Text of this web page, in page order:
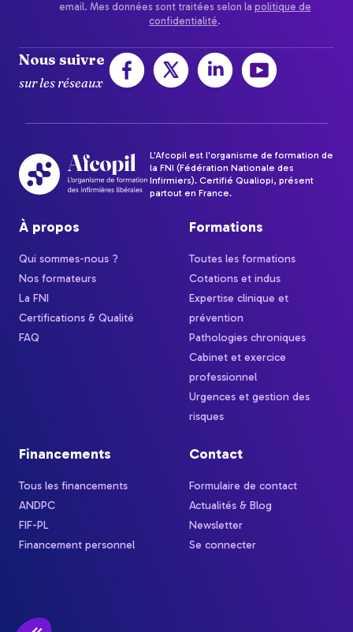
email. Mes données sont traitées selon la politique de
confidentialité.
Nous suivre
sur les réseaux
L'Afcopil est l'organisme de formation de
la FNI (Fédération Nationale des
Infirmiers). Certifié Qualiopi, présent
partout en France.
À propos
Qui sommes-nous ?
Nos formateurs
La FNI
Certifications & Qualité
FAQ
Formations
Toutes les formations
Cotations et indus
Expertise clinique et
prévention
Pathologies chroniques
Cabinet et exercice
professionnel
Urgences et gestion des
risques
Financements
Tous les financements
ANDPC
FIF-PL
Financement personnel
Contact
Formulaire de contact
Actualités & Blog
Newsletter
Se connecter